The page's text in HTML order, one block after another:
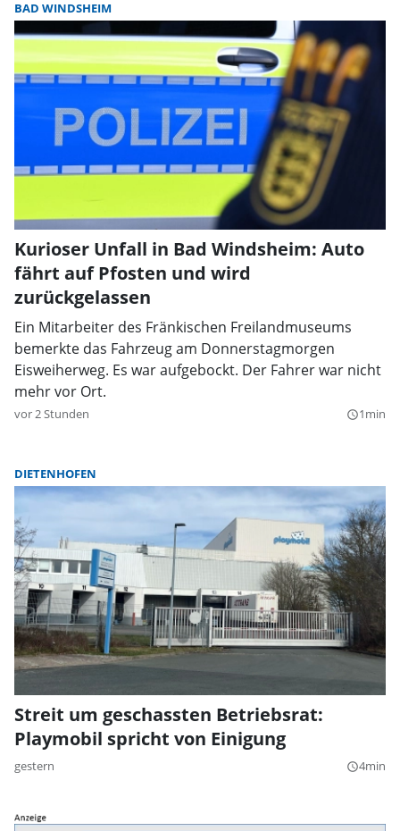
BAD WINDSHEIM
Kurioser Unfall in Bad Windsheim: Auto
fährt auf Pfosten und wird
zurückgelassen
Ein Mitarbeiter des Fränkischen Freilandmuseums
bemerkte das Fahrzeug am Donnerstagmorgen
Eisweiherweg. Es war aufgebockt. Der Fahrer war nicht
mehr vor Ort.
vor 2 Stunden query_builder1min
DIETENHOFEN
Streit um geschassten Betriebsrat:
Playmobil spricht von Einigung
gestern query_builder4min